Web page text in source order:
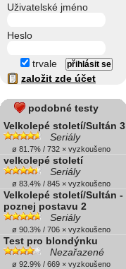
Uživatelské jméno
Heslo
trvale
založit zde účet
podobné testy
Velkolepé století/Sultán 3
Seriály
ø 81.7% / 732 × vyzkoušeno
velkolepé století
Seriály
ø 83.4% / 845 × vyzkoušeno
Velkolepé století/Sultán -
poznej postavu 2
Seriály
ø 90.3% / 706 × vyzkoušeno
Test pro blondýnku
Nezařazené
ø 92.9% / 669 × vyzkoušeno